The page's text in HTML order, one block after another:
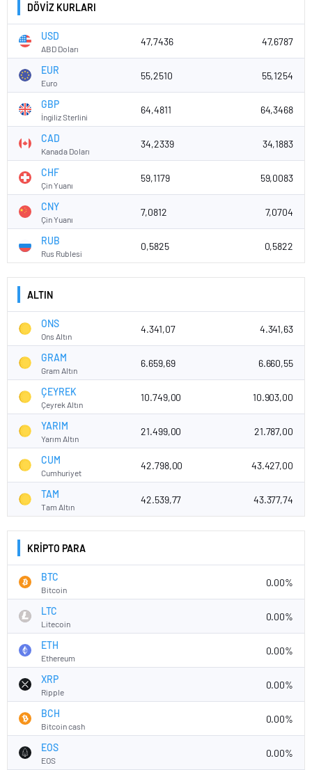
DÖVİZ KURLARI
USD
ABD Doları
47,7436 47,6787
EUR
Euro
55,2510 55,1254
GBP
İngiliz Sterlini
64,4811 64,3468
CAD
Kanada Doları
34,2339 34,1883
CHF
Çin Yuanı
59,1179 59,0083
CNY
Çin Yuanı
7,0812 7,0704
RUB
Rus Rublesi
0,5825 0,5822
ALTIN
ONS
Ons Altın
4.341,07 4.341,63
GRAM
Gram Altın
6.659,69 6.660,55
ÇEYREK
Çeyrek Altın
10.749,00 10.903,00
YARIM
Yarım Altın
21.499,00 21.787,00
CUM
Cumhuriyet
42.798,00 43.427,00
TAM
Tam Altın
42.539,77 43.377,74
KRİPTO PARA
BTC
Bitcoin
0.00%
LTC
Litecoin
0.00%
ETH
Ethereum
0.00%
XRP
Ripple
0.00%
BCH
Bitcoin cash
0.00%
EOS
EOS
0.00%